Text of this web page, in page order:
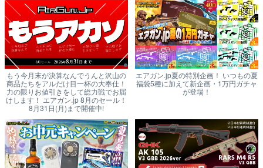
もう今月末が決算なんでうんと沢山の
商品たちをアルだけ目一杯の大奉仕！
力の限りお値引きをして総力戦でお届
けします！ エアガン.jp 8月のセール！
8月31日(月)まで開催中!
エアガン.jp夏の特別企画！ いつもの夏
福袋5種に加えて新企画・1万円ガチャ
が登場！